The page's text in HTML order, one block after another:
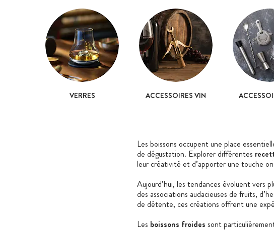
VERRES ACCESSOIRES VIN
Les boissons occupent une place
de dégustation. Explorer différentes
leur créativité et d’apporter une touche
Aujourd’hui, les tendances évoluent vers
des associations audacieuses de fruits,
de détente, ces créations offrent une
Les boissons froides sont